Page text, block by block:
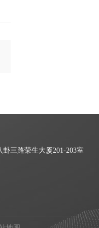
三路荣生大厦201-203室